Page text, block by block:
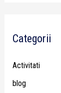
Categorii
Activitati
blog